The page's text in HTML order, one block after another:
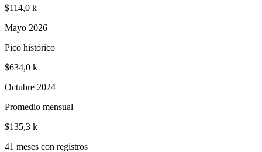
$114,0 k
Mayo 2026
Pico histórico
$634,0 k
Octubre 2024
Promedio mensual
$135,3 k
41 meses con registros